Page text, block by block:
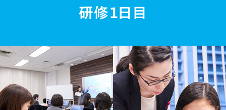
キャリアを築いた先輩社員の声
中途採用に関するよくあるご質問
インターンシップ
研修１日目